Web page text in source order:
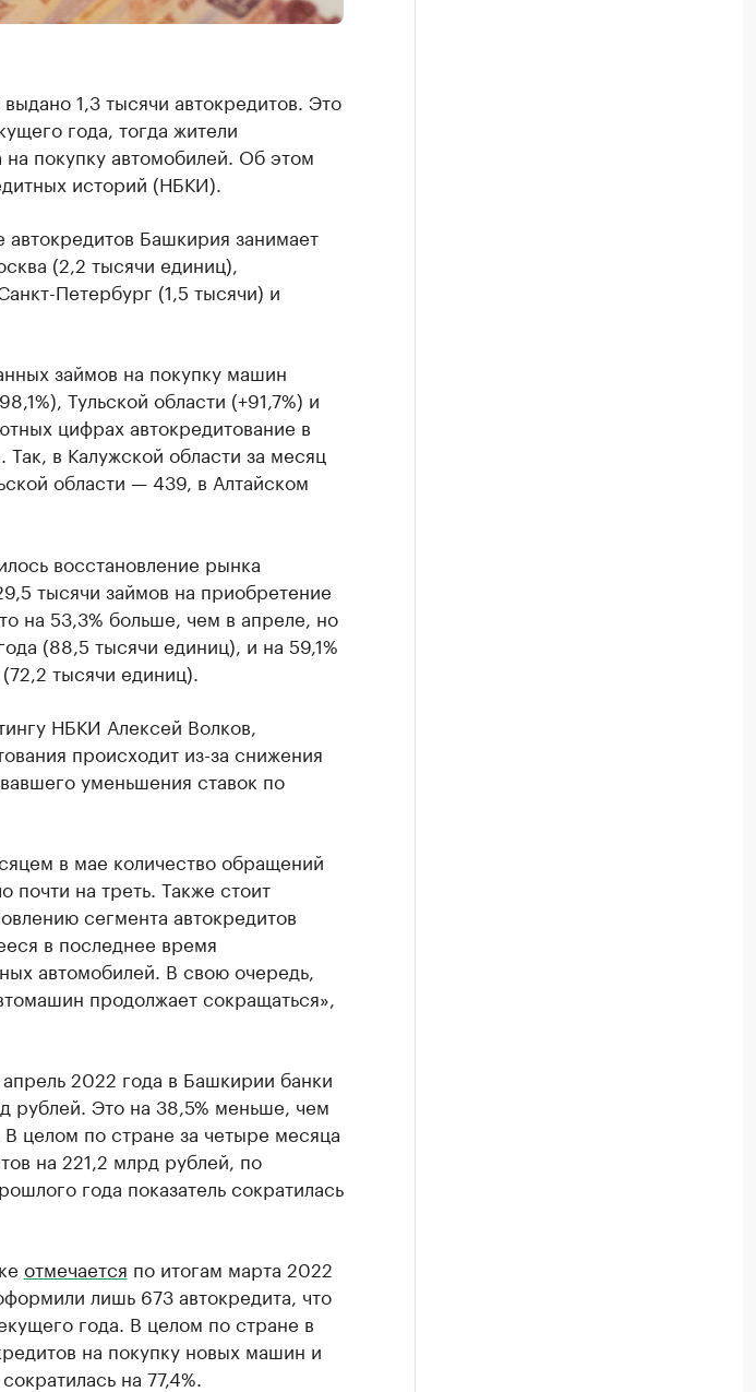
1,3 тысячи автокредитов. Это
года, тогда жители
покупку автомобилей. Об этом
историй (НБКИ).
Башкирия занимает
(2,2 тысячи единиц),
Петербург (1,5 тысячи) и
займов на покупку машин
Тульской области (+91,7%) и
цифрах автокредитование в
в Калужской области за месяц
области — 439, в Алтайском
восстановление рынка
тысячи займов на приобретение
на 53,3% больше, чем в апреле, но
(88,5 тысячи единиц), и на 59,1%
тысячи единиц).
НБКИ Алексей Волков,
происходит из-за снижения
уменьшения ставок по
в мае количество обращений
почти на треть. Также стоит
сегмента автокредитов
в последнее время
автомобилей. В свою очередь,
продолжает сокращаться»,
2022 года в Башкирии банки
рублей. Это на 38,5% меньше, чем
целом по стране за четыре месяца
на 221,2 млрд рублей, по
года показатель сократилась
отмечается по итогам марта 2022
лишь 673 автокредита, что
года. В целом по стране в
на покупку новых машин и
на 77,4%.